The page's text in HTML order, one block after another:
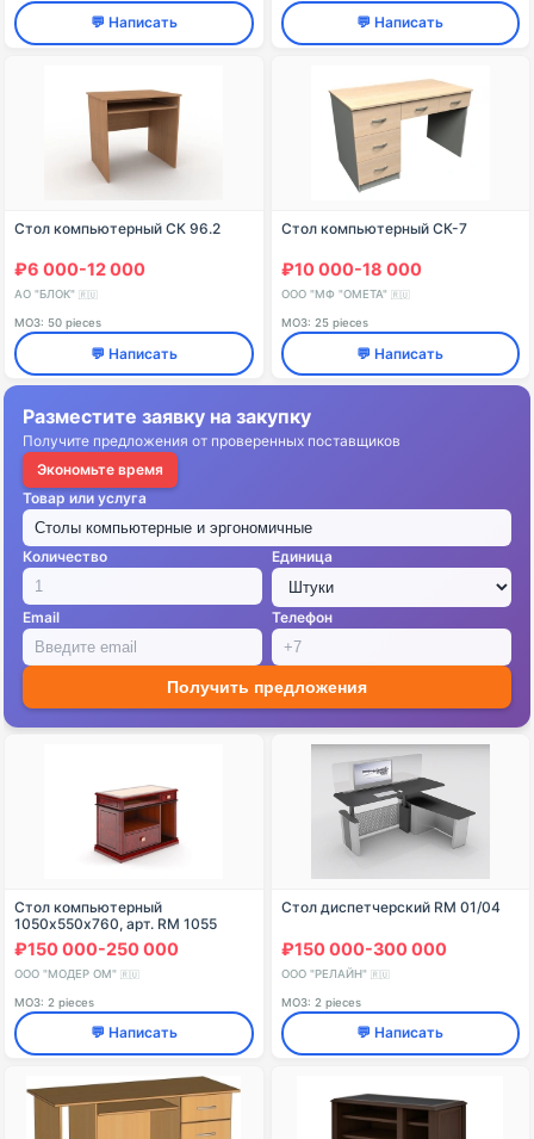
💬 Написать 💬 Написать
Стол компьютерный СК 96.2
₽6 000-12 000
АО "БЛОК" 🇷🇺
МОЗ: 50 pieces
💬 Написать
Стол компьютерный СК-7
₽10 000-18 000
ООО "МФ "ОМЕТА" 🇷🇺
МОЗ: 25 pieces
💬 Написать
Разместите заявку на закупку
Получите предложения от проверенных поставщиков
Экономьте время
Товар или услуга
Количество Единица
Email Телефон
Получить предложения
Стол компьютерный
1050х550х760, арт. RM 1055
₽150 000-250 000
ООО "МОДЕР ОМ" 🇷🇺
МОЗ: 2 pieces
💬 Написать
Стол диспетчерский RМ 01/04
₽150 000-300 000
ООО "РЕЛАЙН" 🇷🇺
МОЗ: 2 pieces
💬 Написать